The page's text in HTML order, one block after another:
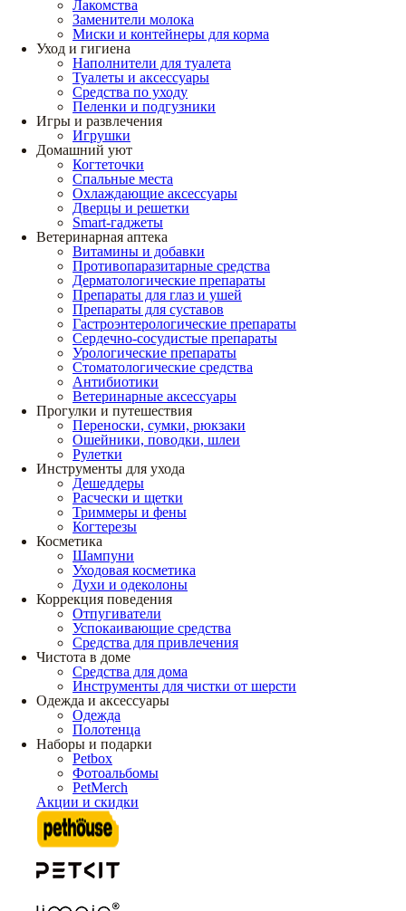
Лакомства
Заменители молока
Миски и контейнеры для корма
Уход и гигиена
Наполнители для туалета
Туалеты и аксессуары
Средства по уходу
Пеленки и подгузники
Игры и развлечения
Игрушки
Домашний уют
Когтеточки
Спальные места
Охлаждающие аксессуары
Дверцы и решетки
Smart-гаджеты
Ветеринарная аптека
Витамины и добавки
Противопаразитарные средства
Дерматологические препараты
Препараты для глаз и ушей
Препараты для суставов
Гастроэнтерологические препараты
Сердечно-сосудистые препараты
Урологические препараты
Стоматологические средства
Антибиотики
Ветеринарные аксессуары
Прогулки и путешествия
Переноски, сумки, рюкзаки
Ошейники, поводки, шлеи
Рулетки
Инструменты для ухода
Дешеддеры
Расчески и щетки
Триммеры и фены
Когтерезы
Косметика
Шампуни
Уходовая косметика
Духи и одеколоны
Коррекция поведения
Отпугиватели
Успокаивающие средства
Средства для привлечения
Чистота в доме
Средства для дома
Инструменты для чистки от шерсти
Одежда и аксессуары
Одежда
Полотенца
Наборы и подарки
Petbox
Фотоальбомы
PetMerch
Акции и скидки